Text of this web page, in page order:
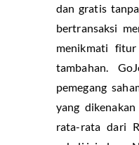
dan gratis
bertransaksi
menikmati
tambahan.
pemegang
yang
rata-rata dari